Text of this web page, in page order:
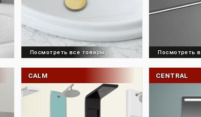
Посмотреть все товары